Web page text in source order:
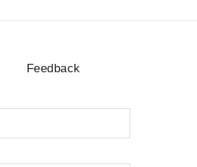
Feedback